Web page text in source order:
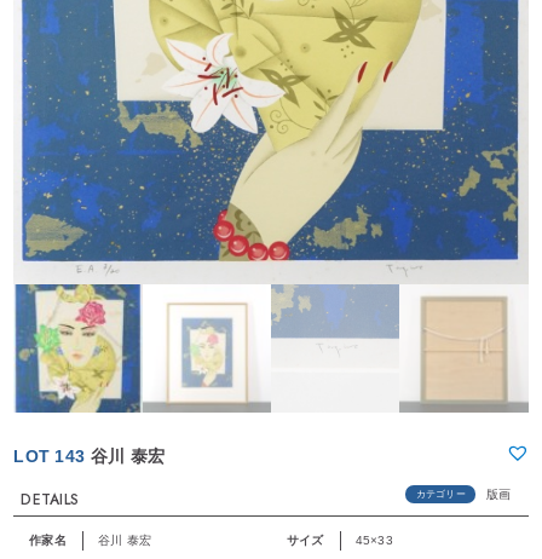
LOT 143 谷川 泰宏
DETAILS カテゴリー 版画
作家名 谷川 泰宏 サイズ 45×33